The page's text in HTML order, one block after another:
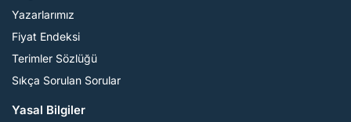
Yazarlarımız
Fiyat Endeksi
Terimler Sözlüğü
Sıkça Sorulan Sorular
Yasal Bilgiler